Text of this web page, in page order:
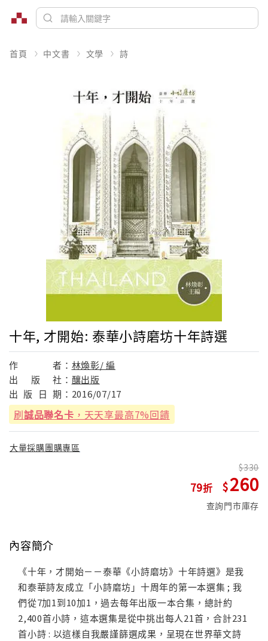
首頁 中文書 文學 詩
十年, 才開始: 泰華小詩磨坊十年詩選
作 者： 林煥彰/ 編
出
版 社： 釀出版
出 版 日 期： 2016/07/17
刷誠品聯名卡 ，天天享最高7%回饋
大量採購團購專區
79
330
260
查詢門市庫存
內容簡介
《十年，才開始－－泰華《小詩磨坊》十年詩選》是我
和泰華詩友成立「小詩磨坊」十周年的第一本選集 ; 我
們從7加1到10加1，過去每年出版一本合集，總計約
2,400首小詩，這本選集是從中挑出每人21首，合計231
首小詩 : 以這樣自我嚴謹篩選成果，呈現在世界華文詩